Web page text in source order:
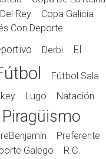
Rey
Copa Galicia
Con Deporte
Derbi El
Fútbol Sala
Lugo Natación
Piragüismo
Preferente
Galego
R.C.